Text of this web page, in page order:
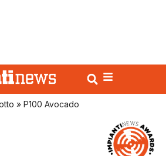
» P100 Avocado